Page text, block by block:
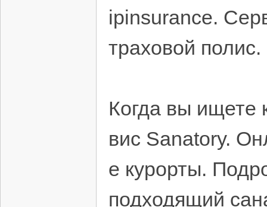
ipinsurance.
траховой полис.
Когда вы ищете
вис Sanatory.
е курорты.
подходящий